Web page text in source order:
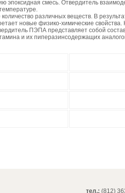
эпоксидная смесь. Отвердитель
различных веществ. В
новые физико-химические
ПЭПА представляет собой
и их пиперазинсодержащих
тел.: (812)